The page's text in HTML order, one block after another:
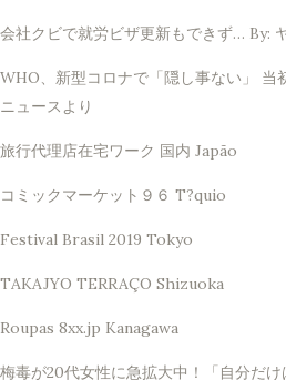
会社クビで就労ビザ更新もできず… By:
WHO、新型コロナで「隠し事ない」 当
ニュースより
旅行代理店在宅ワーク 国内 Japão
コミックマーケット９６ T?quio
Festival Brasil 2019 Tokyo
TAKAJYO TERRAÇO Shizuoka
Roupas 8xx.jp Kanagawa
梅毒が20代女性に急拡大中！「自分だ